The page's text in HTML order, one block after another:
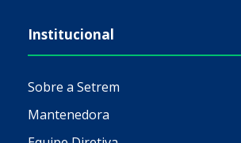
Institucional
Sobre a Setrem
Mantenedora